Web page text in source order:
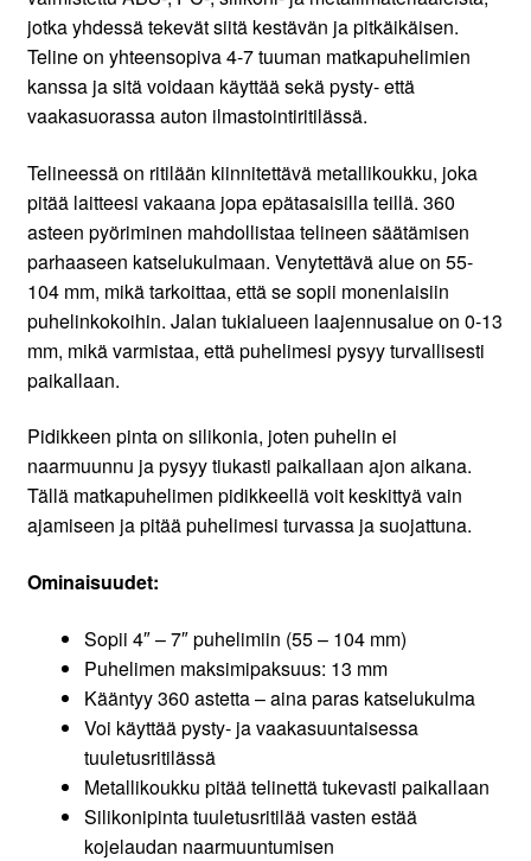
jotka yhdessä tekevät siitä kestävän ja pitkäikäisen.
Teline on yhteensopiva 4-7 tuuman matkapuhelimien
kanssa ja sitä voidaan käyttää sekä pysty- että
vaakasuorassa auton ilmastointiritilässä.
Telineessä on ritilään kiinnitettävä metallikoukku, joka
pitää laitteesi vakaana jopa epätasaisilla teillä. 360
asteen pyöriminen mahdollistaa telineen säätämisen
parhaaseen katselukulmaan. Venytettävä alue on 55-
104 mm, mikä tarkoittaa, että se sopii monenlaisiin
puhelinkokoihin. Jalan tukialueen laajennusalue on 0-13
mm, mikä varmistaa, että puhelimesi pysyy turvallisesti
paikallaan.
Pidikkeen pinta on silikonia, joten puhelin ei
naarmuunnu ja pysyy tiukasti paikallaan ajon aikana.
Tällä matkapuhelimen pidikkeellä voit keskittyä vain
ajamiseen ja pitää puhelimesi turvassa ja suojattuna.
Ominaisuudet:
Sopii 4″ – 7″ puhelimiin (55 – 104 mm)
Puhelimen maksimipaksuus: 13 mm
Kääntyy 360 astetta – aina paras katselukulma
Voi käyttää pysty- ja vaakasuuntaisessa
tuuletusritilässä
Metallikoukku pitää telinettä tukevasti paikallaan
Silikonipinta tuuletusritilää vasten estää
kojelaudan naarmuuntumisen